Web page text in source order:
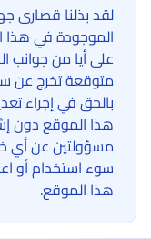
لقد بذلنا قصارى
الموجودة في هذا
على أيا من جوانب
متوقعة تخرج عن
بالحق في إجراء
هذا الموقع دون
مسؤولتين عن أي
سوء استخدام أو
هذا الموقع.